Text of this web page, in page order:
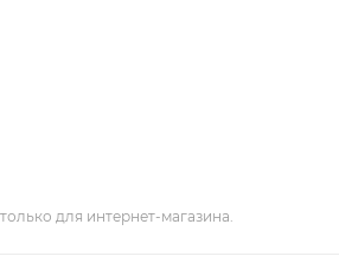
для интернет-магазина.